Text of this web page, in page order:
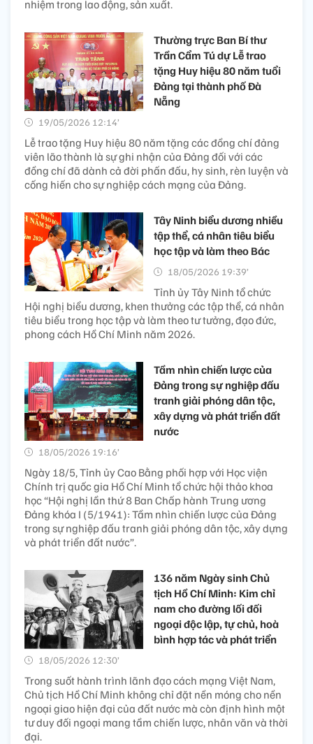
nhiệm trong lao động, sản xuất.
Thường trực Ban Bí thư
Trần Cẩm Tú dự Lễ trao
tặng Huy hiệu 80 năm tuổi
Đảng tại thành phố Đà
Nẵng
19/05/2026 12:14’
Lễ trao tặng Huy hiệu 80 năm tặng các đồng chí đảng
viên lão thành là sự ghi nhận của Đảng đối với các
đồng chí đã dành cả đời phấn đấu, hy sinh, rèn luyện và
cống hiến cho sự nghiệp cách mạng của Đảng.
Tây Ninh biểu dương nhiều
tập thể, cá nhân tiêu biểu
học tập và làm theo Bác
18/05/2026 19:39’
Tỉnh ủy Tây Ninh tổ chức
Hội nghị biểu dương, khen thưởng các tập thể, cá nhân
tiêu biểu trong học tập và làm theo tư tưởng, đạo đức,
phong cách Hồ Chí Minh năm 2026.
Tầm nhìn chiến lược của
Đảng trong sự nghiệp đấu
tranh giải phóng dân tộc,
xây dựng và phát triển đất
nước
18/05/2026 19:16’
Ngày 18/5, Tỉnh ủy Cao Bằng phối hợp với Học viện
Chính trị quốc gia Hồ Chí Minh tổ chức hội thảo khoa
học “Hội nghị lần thứ 8 Ban Chấp hành Trung ương
Đảng khóa I (5/1941): Tầm nhìn chiến lược của Đảng
trong sự nghiệp đấu tranh giải phóng dân tộc, xây dựng
và phát triển đất nước”.
136 năm Ngày sinh Chủ
tịch Hồ Chí Minh: Kim chỉ
nam cho đường lối đối
ngoại độc lập, tự chủ, hoà
bình hợp tác và phát triển
18/05/2026 12:30’
Trong suốt hành trình lãnh đạo cách mạng Việt Nam,
Chủ tịch Hồ Chí Minh không chỉ đặt nền móng cho nền
ngoại giao hiện đại của đất nước mà còn định hình một
tư duy đối ngoại mang tầm chiến lược, nhân văn và thời
đại.